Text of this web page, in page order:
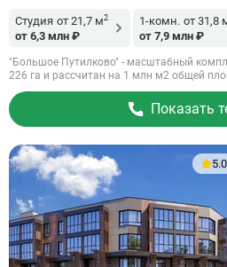
Студия от 21,7 м2
от 6,3 млн ₽
1-комн. от 31,8
от 7,9 млн ₽
"Большое Путилково" - масштабный
226 га и рассчитан на 1 млн м2 общей
Показать